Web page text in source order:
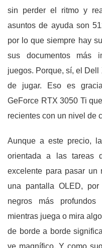
sin perder el ritmo y
asuntos de ayuda son
por lo que siempre hay
sus documentos más
juegos. Porque, sí, el
de jugar. Eso es
GeForce RTX 3050 Ti
recientes con un nivel de
Aunque a este precio,
orientada a las tareas
excelente para pasar un
una pantalla OLED,
negros más
mientras juega o mira
de borde a borde
ve magnífico. Y como